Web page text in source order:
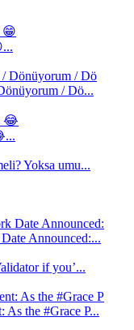
/ Dö...
Yoksa umu...
Announced:...
if you’...
As the #Grace P...